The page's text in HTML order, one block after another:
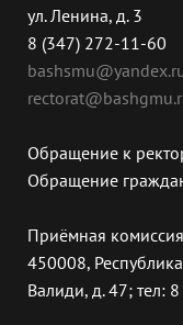
ул. Ленина, д. 3
8 (347) 272-11-60
Обращение к
Обращение
Приёмная
450008,
Валиди, д. 47; тел: